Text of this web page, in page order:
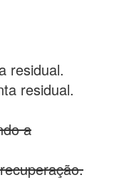
residual.
residual.
a